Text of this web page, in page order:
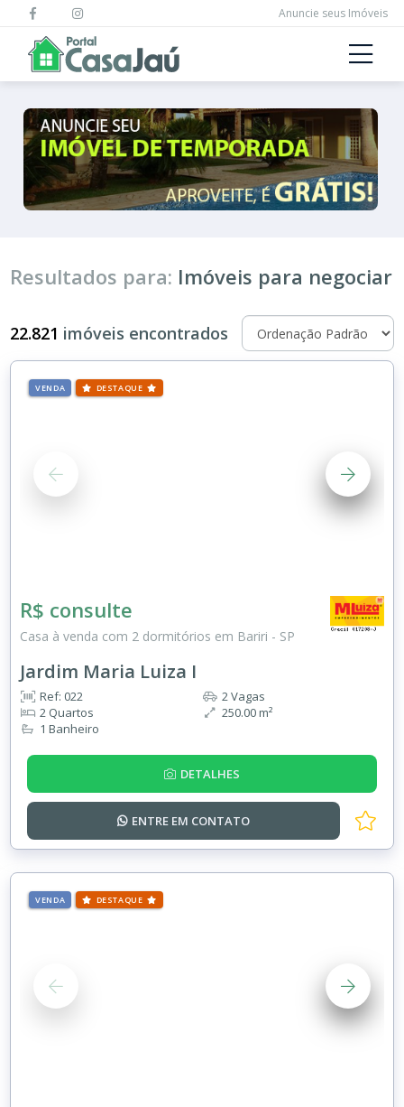
Anuncie seus Imóveis
Resultados para: Imóveis para negociar
22.821 imóveis encontrados
VENDA DESTAQUE
R$ consulte
Casa à venda com 2 dormitórios em Bariri - SP
Jardim Maria Luiza I
Ref: 022
2 Quartos
1 Banheiro
2 Vagas
250.00 m²
DETALHES
ENTRE EM CONTATO
VENDA DESTAQUE